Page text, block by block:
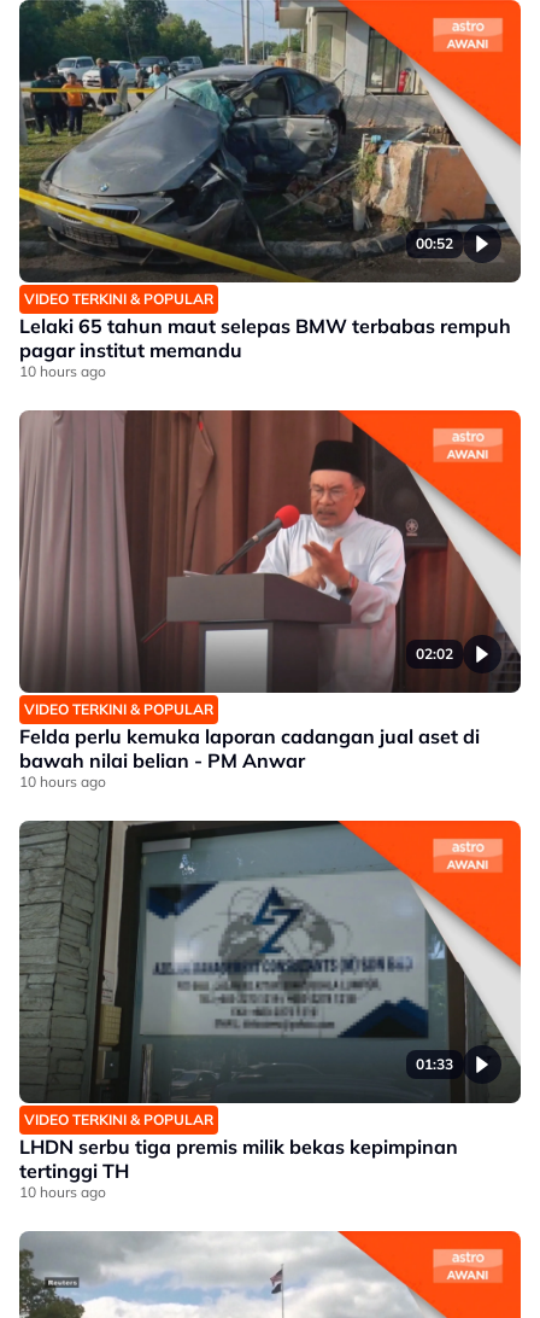
00:52
VIDEO TERKINI & POPULAR
Lelaki 65 tahun maut selepas BMW terbabas rempuh
pagar institut memandu
10 hours ago
02:02
VIDEO TERKINI & POPULAR
Felda perlu kemuka laporan cadangan jual aset di
bawah nilai belian - PM Anwar
10 hours ago
01:33
VIDEO TERKINI & POPULAR
LHDN serbu tiga premis milik bekas kepimpinan
tertinggi TH
10 hours ago